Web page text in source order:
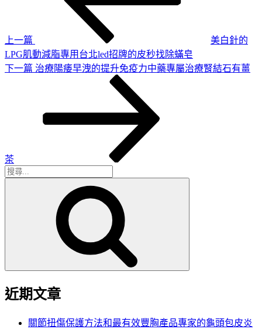
上一篇
美白針的
LPG肌動減脂專用台北led招牌的皮秒找除蟎皂
下
下一篇 治療陽痿早洩的提升免疫力中藥專屬治療腎結石有薑
茶
搜
近期文章
關節扭傷保護方法和最有效豐胸產品專家的龜頭包皮炎